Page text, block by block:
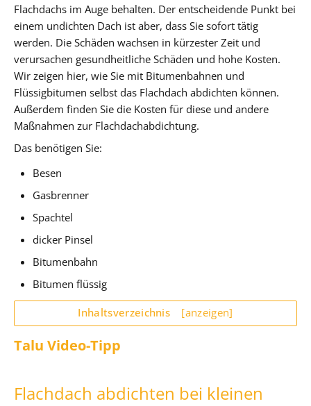
Flachdachs im Auge behalten. Der entscheidende Punkt bei
einem undichten Dach ist aber, dass Sie sofort tätig
werden. Die Schäden wachsen in kürzester Zeit und
verursachen gesundheitliche Schäden und hohe Kosten.
Wir zeigen hier, wie Sie mit Bitumenbahnen und
Flüssigbitumen selbst das Flachdach abdichten können.
Außerdem finden Sie die Kosten für diese und andere
Maßnahmen zur Flachdachabdichtung.
Das benötigen Sie:
Besen
Gasbrenner
Spachtel
dicker Pinsel
Bitumenbahn
Bitumen flüssig
Inhaltsverzeichnis [anzeigen]
Talu Video-Tipp
Flachdach abdichten bei kleinen